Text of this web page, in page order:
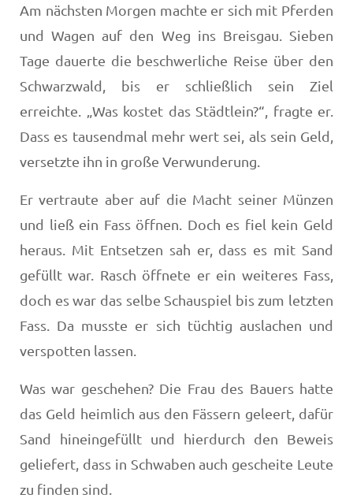
Am nächsten Morgen machte er sich mit Pferden
und Wagen auf den Weg ins Breisgau. Sieben
Tage dauerte die beschwerliche Reise über den
Schwarzwald, bis er schließlich sein Ziel
erreichte. „Was kostet das Städtlein?“, fragte er.
Dass es tausendmal mehr wert sei, als sein Geld,
versetzte ihn in große Verwunderung.
Er vertraute aber auf die Macht seiner Münzen
und ließ ein Fass öffnen. Doch es fiel kein Geld
heraus. Mit Entsetzen sah er, dass es mit Sand
gefüllt war. Rasch öffnete er ein weiteres Fass,
doch es war das selbe Schauspiel bis zum letzten
Fass. Da musste er sich tüchtig auslachen und
verspotten lassen.
Was war geschehen? Die Frau des Bauers hatte
das Geld heimlich aus den Fässern geleert, dafür
Sand hineingefüllt und hierdurch den Beweis
geliefert, dass in Schwaben auch gescheite Leute
zu finden sind.